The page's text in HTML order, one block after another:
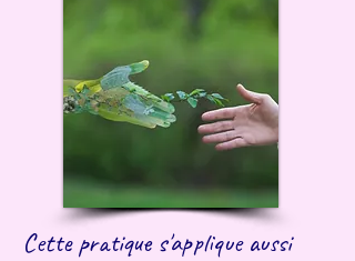
Cette pratique s'applique aussi